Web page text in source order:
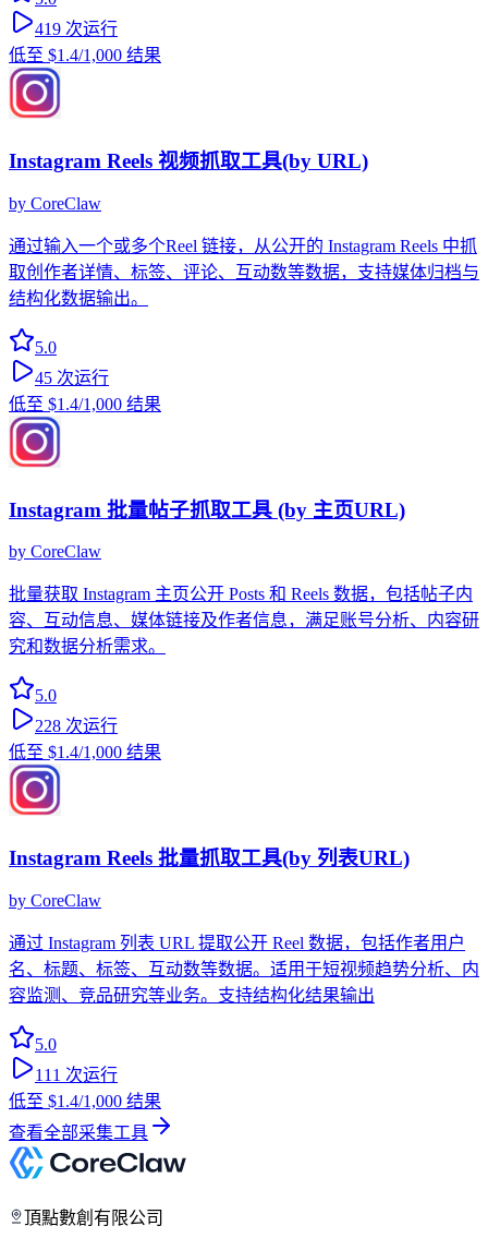
419 次运行
低至 $1.4/1,000 结果
Instagram Reels 视频抓取工具(by URL)
by CoreClaw
通过输入一个或多个Reel 链接，从公开的 Instagram Reels 中抓
取创作者详情、标签、评论、互动数等数据，支持媒体归档与
结构化数据输出。
5.0
45 次运行
低至 $1.4/1,000 结果
Instagram 批量帖子抓取工具 (by 主页URL)
by CoreClaw
批量获取 Instagram 主页公开 Posts 和 Reels 数据，包括帖子内
容、互动信息、媒体链接及作者信息，满足账号分析、内容研
究和数据分析需求。
5.0
228 次运行
低至 $1.4/1,000 结果
Instagram Reels 批量抓取工具(by 列表URL)
by CoreClaw
通过 Instagram 列表 URL 提取公开 Reel 数据，包括作者用户
名、标题、标签、互动数等数据。适用于短视频趋势分析、内
容监测、竞品研究等业务。支持结构化结果输出
5.0
111 次运行
低至 $1.4/1,000 结果
查看全部采集工具
頂點數創有限公司